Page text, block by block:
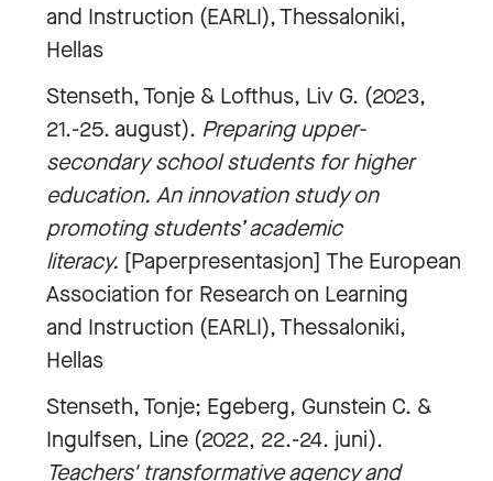
and Instruction (EARLI), Thessaloniki,
Hellas
Stenseth, Tonje & Lofthus, Liv G. (2023,
21.-25. august). Preparing upper-
secondary school students for higher
education. An innovation study on
promoting students’ academic
literacy. [Paperpresentasjon] The European
Association for Research on Learning
and Instruction (EARLI), Thessaloniki,
Hellas
Stenseth, Tonje; Egeberg, Gunstein C. &
Ingulfsen, Line (2022, 22.-24. juni).
Teachers' transformative agency and